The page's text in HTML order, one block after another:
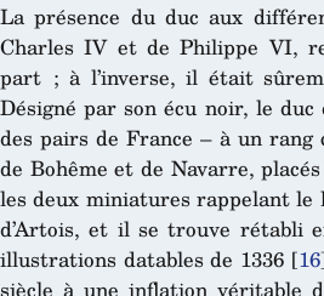
La présence du duc aux
Charles IV et de Philippe VI,
part ; à l’inverse, il était
Désigné par son écu noir, le
des pairs de France – à un
de Bohême et de Navarre,
les deux miniatures rappelant le
d’Artois, et il se trouve rétabli
illustrations datables de 1336[16
siècle à une inflation véritable